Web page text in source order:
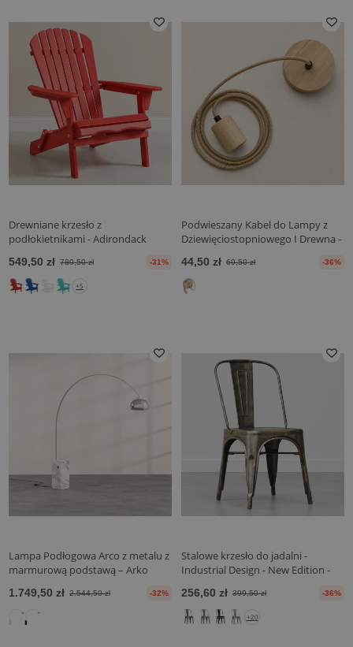
Drewniane krzesło z
podłokietnikami - Adirondack
549,50 zł 789,50 zł -31%
+5
Podwieszany Kabel do Lampy z
Dziewięciostopniowego I Drewna -
44,50 zł 69,50 zł -36%
Lampa Podłogowa Arco z metalu z
marmurową podstawą – Arko
1.749,50 zł 2.544,50 zł -32%
Stalowe krzesło do jadalni -
Industrial Design - New Edition -
256,60 zł 399,50 zł -36%
+20